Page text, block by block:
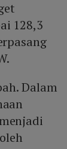
128,3
Dalam